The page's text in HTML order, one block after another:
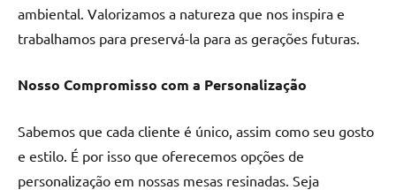
para
reuniões
mesa
jantar
para
8
ambiental. Valorizamos a natureza que nos inspira e
trabalhamos para preservá-la para as gerações futuras.
Nosso Compromisso com a Personalização
Sabemos que cada cliente é único, assim como seu gosto
e estilo. É por isso que oferecemos opções de
personalização em nossas mesas resinadas. Seja